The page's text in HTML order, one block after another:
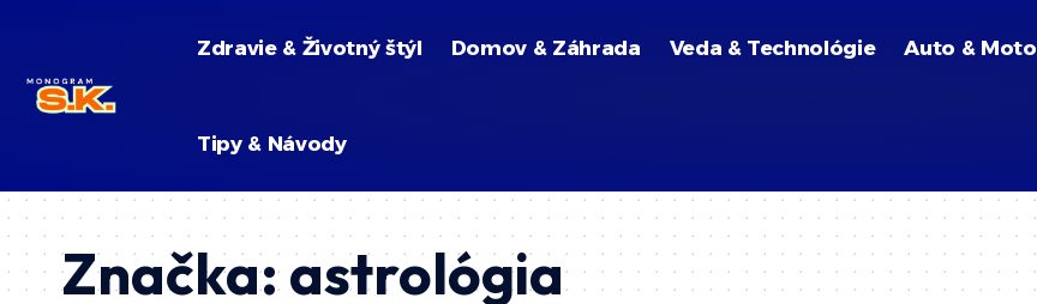
Zdravie & Životný štýl Domov & Záhrada Veda & Technológie Auto & Moto
Tipy & Návody
Značka:astrológia